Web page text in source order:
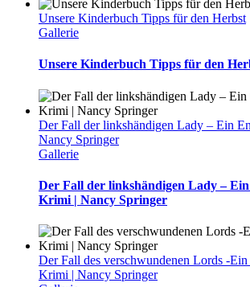
Unsere Kinderbuch Tipps für den Herbst
Gallerie
Unsere Kinderbuch Tipps für den
Der Fall der linkshändigen Lady – Ein
Nancy Springer
Gallerie
Der Fall der linkshändigen Lady –
Krimi | Nancy Springer
Der Fall des verschwundenen Lords -
Krimi | Nancy Springer